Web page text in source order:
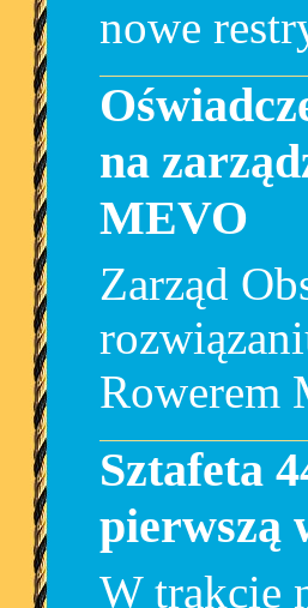
nowe
na
MEVO
Zarząd
Rowerem
Sztafeta
pierwszą
W trakcie